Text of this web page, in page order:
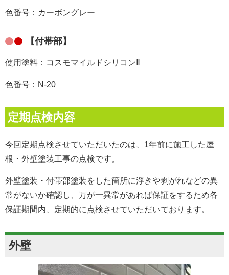
色番号：カーボングレー
【付帯部】
使用塗料：コスモマイルドシリコンⅡ
色番号：N-20
定期点検内容
今回定期点検させていただいたのは、1年前に施工した屋
根・外壁塗装工事の点検です。
外壁塗装・付帯部塗装をした箇所に浮きや剥がれなどの異
常がないか確認し、万が一異常があれば保証をするため各
保証期間内、定期的に点検させていただいております。
外壁